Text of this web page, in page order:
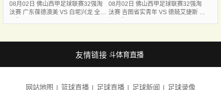
08月02日 佛山西甲足球联赛32强淘
汰赛 广东葆德澳美 VS 白坭兴龙 全场
08月02日 佛山西甲足球联赛32强淘
汰赛 吉图省实青年 VS 德兢艾捷斯 全
友情链接 斗体育直播
网站地图 篮球直播 足球直播 足球新闻 足球录像